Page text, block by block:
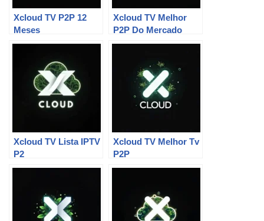
Xcloud TV P2P 12
Meses
Xcloud TV Melhor
P2P Do Mercado
Xcloud TV Lista IPTV
P2
Xcloud TV Melhor Tv
P2P